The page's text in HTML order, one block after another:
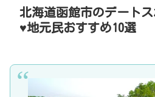
北海道函館市のデート
♥地元民おすすめ10選